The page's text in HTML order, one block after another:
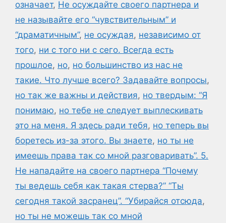
означает, Не осуждайте своего партнера и
не называйте его “чувствительным” и
“драматичным”, не осуждая, независимо от
того, ни с того ни с сего. Всегда есть
прошлое, но, но большинство из нас не
такие. Что лучше всего? Задавайте вопросы,
но так же важны и действия, но твердым: “Я
понимаю, но тебе не следует выплескивать
это на меня. Я здесь ради тебя, но теперь вы
боретесь из-за этого. Вы знаете, но ты не
имеешь права так со мной разговаривать”. 5.
Не нападайте на своего партнера “Почему
ты ведешь себя как такая стерва?” “Ты
сегодня такой засранец”. “Убирайся отсюда,
но ты не можешь так со мной